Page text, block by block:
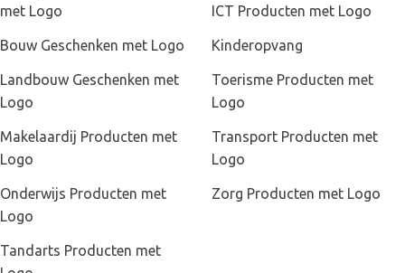
met Logo
Bouw Geschenken met Logo
ICT Producten met Logo
Kinderopvang
Landbouw Geschenken met
Logo
Makelaardij Producten met
Logo
Onderwijs Producten met
Logo
Tandarts Producten met
Toerisme Producten met
Logo
Transport Producten met
Logo
Zorg Producten met Logo